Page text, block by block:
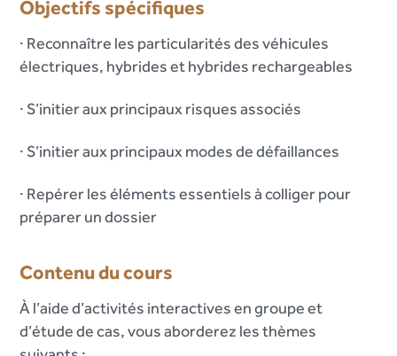
Objectifs spécifiques
· Reconnaître les particularités des véhicules
électriques, hybrides et hybrides rechargeables
· S’initier aux principaux risques associés
· S’initier aux principaux modes de défaillances
· Repérer les éléments essentiels à colliger pour
préparer un dossier
Contenu du cours
À l’aide d’activités interactives en groupe et
d’étude de cas, vous aborderez les thèmes